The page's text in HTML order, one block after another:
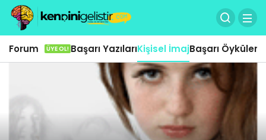
Forum ÜYE OL! Başarı YazılarıKişisel İmajBaşarı Öyküleri